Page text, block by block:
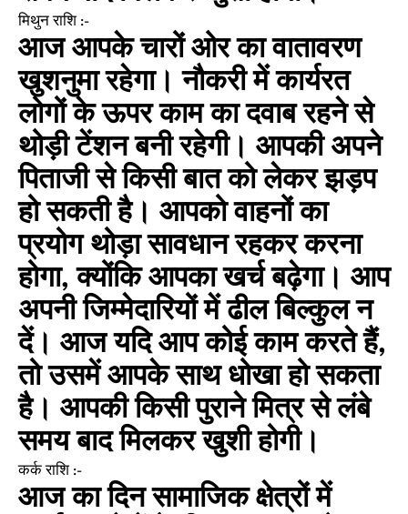
मिथुन राशि :-
आज आपके चारों ओर का वातावरण
खुशनुमा रहेगा। नौकरी में कार्यरत
लोगों के ऊपर काम का दवाब रहने से
थोड़ी टेंशन बनी रहेगी। आपकी अपने
पिताजी से किसी बात को लेकर झड़प
हो सकती है। आपको वाहनों का
प्रयोग थोड़ा सावधान रहकर करना
होगा, क्योंकि आपका खर्च बढ़ेगा। आप
अपनी जिम्मेदारियों में ढील बिल्कुल न
दें। आज यदि आप कोई काम करते हैं,
तो उसमें आपके साथ धोखा हो सकता
है। आपकी किसी पुराने मित्र से लंबे
समय बाद मिलकर खुशी होगी।
कर्क राशि :-
आज का दिन सामाजिक क्षेत्रों में